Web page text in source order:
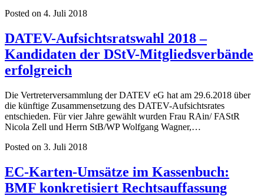
Posted on 4. Juli 2018
DATEV-Aufsichtsratswahl 2018 –
Kandidaten der DStV-Mitgliedsverbände
erfolgreich
Die Vertreterversammlung der DATEV eG hat am 29.6.2018 über
die künftige Zusammensetzung des DATEV-Aufsichtsrates
entschieden. Für vier Jahre gewählt wurden Frau RAin/ FAStR
Nicola Zell und Herrn StB/WP Wolfgang Wagner,…
Posted on 3. Juli 2018
EC-Karten-Umsätze im Kassenbuch:
BMF konkretisiert Rechtsauffassung